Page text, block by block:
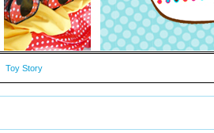
Toy Story